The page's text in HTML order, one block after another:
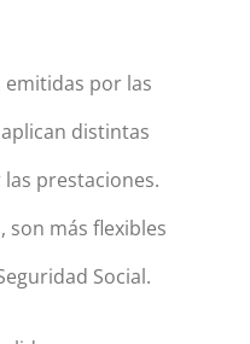
emitidas por las
distintas
prestaciones.
son más flexibles
Social.